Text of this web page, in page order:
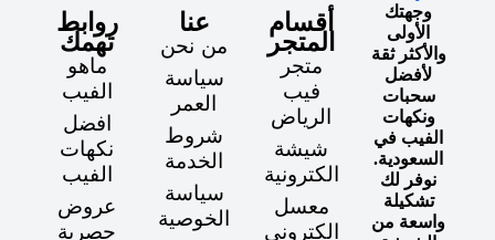
وجهتك
الأولى
والأكثر ثقة
لأفضل
سحبات
ونكهات
الفيب في
السعودية.
نوفر لك
تشكيلة
واسعة من
أقسام
المتجر
متجر
فيب
الرياض
شيشة
الكترونية
معسل
الكتروني
عنا
من نحن
سياسة
العمر
شروط
الخدمة
سياسة
الخوصية
روابط
تهمك
ماهو
الفيب
افضل
نكهات
الفيب
عروض
حصرية